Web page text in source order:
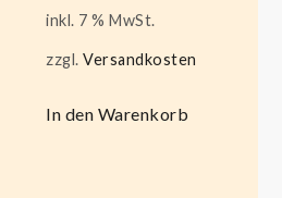
inkl. 7 % MwSt.
zzgl.Versandkosten
In den Warenkorb